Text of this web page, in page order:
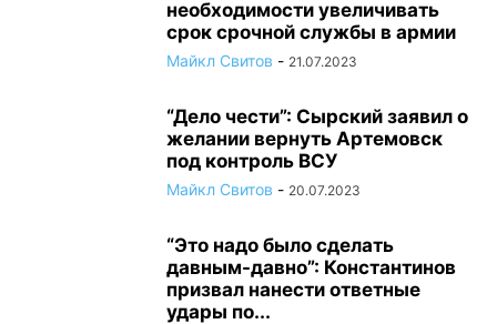
необходимости увеличивать
срок срочной службы в армии
Майкл Свитов - 21.07.2023
“Дело чести”: Сырский заявил о
желании вернуть Артемовск
под контроль ВСУ
Майкл Свитов - 20.07.2023
“Это надо было сделать
давным-давно”: Константинов
призвал нанести ответные
удары по...